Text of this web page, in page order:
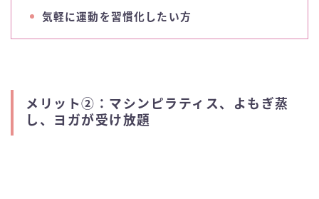
気軽に運動を習慣化したい方
メリット②：マシンピラティス、よもぎ蒸
し、ヨガが受け放題